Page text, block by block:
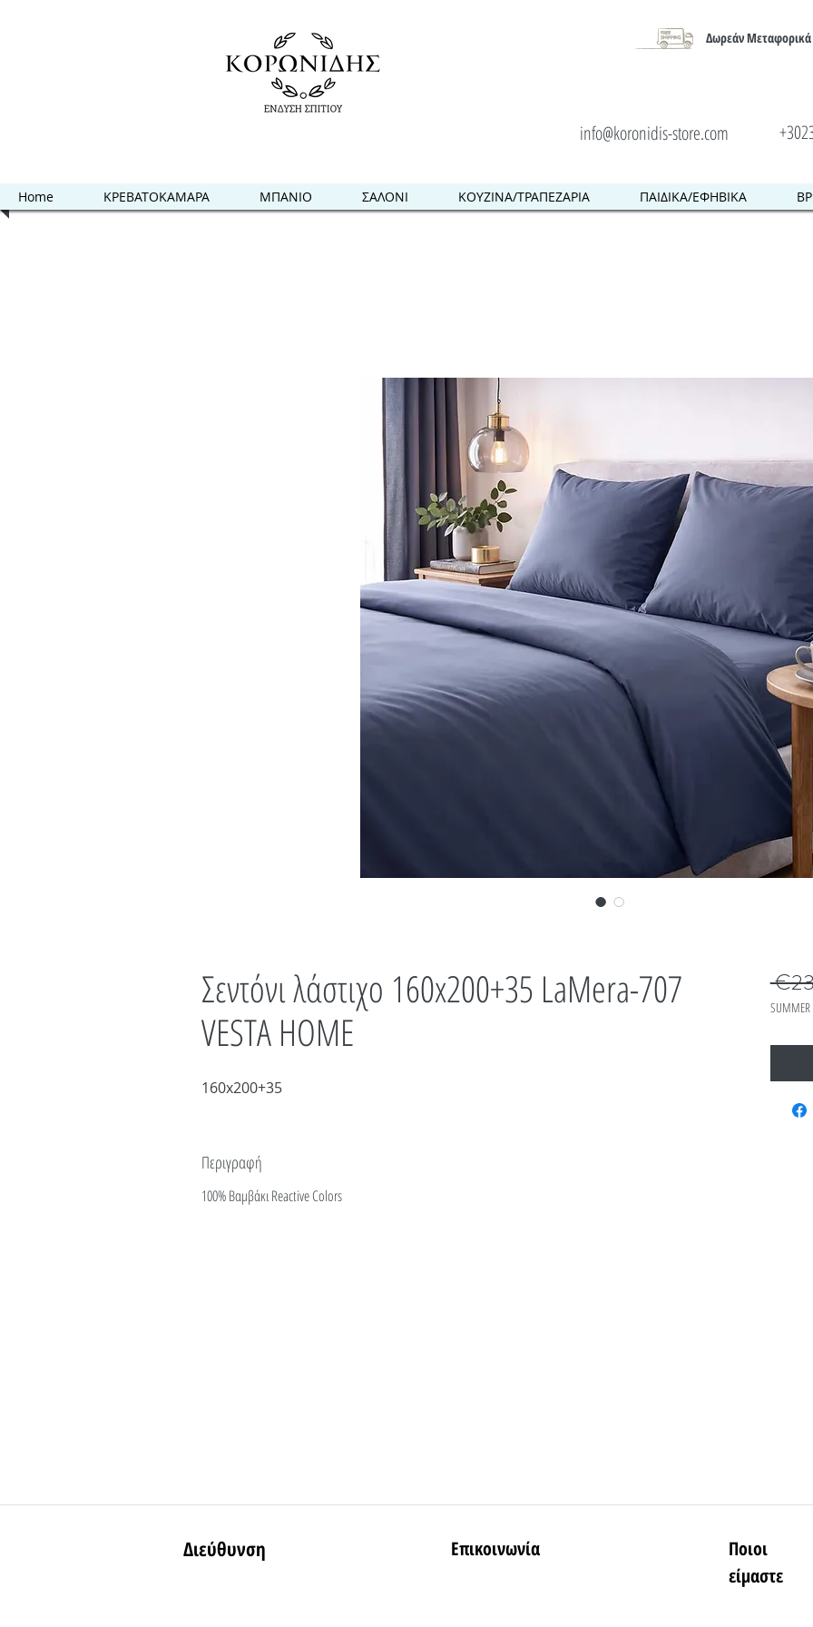
Δωρεάν Μεταφορικά
info@koronidis-store.com
Home ΚΡΕΒΑΤΟΚΑΜΑΡΑ ΜΠΑΝΙΟ ΣΑΛΟΝΙ ΚΟΥΖΙΝΑ/ΤΡΑΠΕΖΑΡΙΑ ΠΑΙΔΙΚΑ/ΕΦΗΒΙΚΑ
Σεντόνι λάστιχο 160x200+35 LaMera-707
VESTA HOME
160x200+35
Περιγραφή
100% Βαμβάκι Reactive Colors
SUMMER
Διεύθυνση Επικοινωνία
Ποιοι
είμαστε